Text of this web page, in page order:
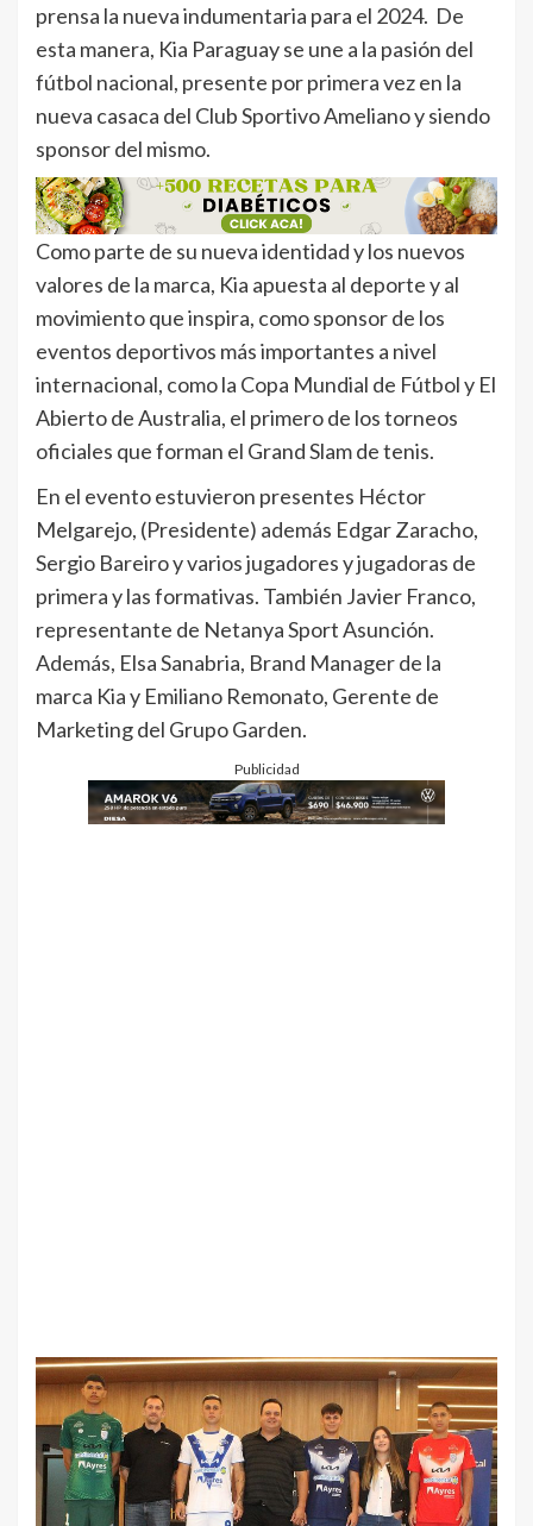
prensa la nueva indumentaria para el 2024. De
esta manera, Kia Paraguay se une a la pasión del
fútbol nacional, presente por primera vez en la
nueva casaca del Club Sportivo Ameliano y siendo
sponsor del mismo.
Como parte de su nueva identidad y los nuevos
valores de la marca, Kia apuesta al deporte y al
movimiento que inspira, como sponsor de los
eventos deportivos más importantes a nivel
internacional, como la Copa Mundial de Fútbol y El
Abierto de Australia, el primero de los torneos
oficiales que forman el Grand Slam de tenis.
En el evento estuvieron presentes Héctor
Melgarejo, (Presidente) además Edgar Zaracho,
Sergio Bareiro y varios jugadores y jugadoras de
primera y las formativas. También Javier Franco,
representante de Netanya Sport Asunción.
Además, Elsa Sanabria, Brand Manager de la
marca Kia y Emiliano Remonato, Gerente de
Marketing del Grupo Garden.
Publicidad